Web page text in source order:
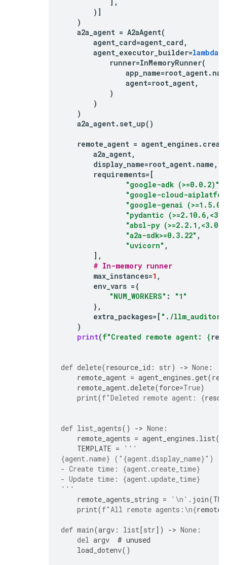
],
)]
)
a2a_agent = A2aAgent(
agent_card=agent_card ,
agent_executor_builder=lambda
runner=InMemoryRunner(
app_name=root_agent.
agent=root_agent,
)
)
)
a2a_agent. set_up()
remote_agent = agent_engines.
a2a_agent,
display_name=root_agent. name ,
requirements= [
"google-adk (>=0.0.2)"
"google-cloud-
"google-genai
"pydantic
"absl-py
"a2a-sdk>=0.3.22" ,
"uvicorn" ,
],
# In-memory runner
max_instances=1 ,
env_vars ={
"NUM_WORKERS" :
"1"
},
extra_packages= [ "./llm_auditor"
)
print(f"Created remote agent: {
def delete(resource_id : str) -> None :
remote_agent = agent_engines .get(
remote_agent.delete(force=True)
print(f"Deleted remote agent: {
def list_agents() -> None :
remote_agents = agent_engines . list()
TEMPLATE =
'''
{agent.name} (" {agent.display_name}")
- Create time: {agent.create_time}
- Update time: {agent.update_time}
'''
remote_agents_string = ' \n ' . join(
print(f"All remote agents: \n{
def main(argv : list [str]) -> None :
del argv
# unused
load_dotenv()